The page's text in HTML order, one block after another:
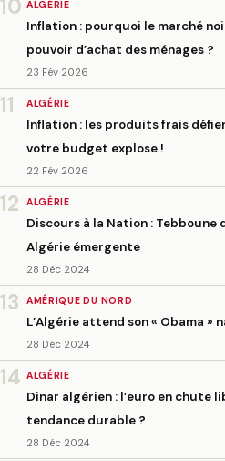
10 ALGÉRIE
Inflation : pourquoi le marché
pouvoir d’achat des ménages ?
23 Fév 2026
11 ALGÉRIE
Inflation : les produits frais
votre budget explose !
22 Fév 2026
12 ALGÉRIE
Discours à la Nation : Tebboune
Algérie émergente
28 Déc 2024
13 AMÉRIQUE DU NORD
L’Algérie attend son « Obama »
28 Déc 2024
14 ALGÉRIE
Dinar algérien : l’euro en chute
tendance durable ?
28 Déc 2024